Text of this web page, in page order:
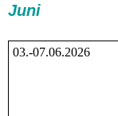
Juni
03.-07.06.2026